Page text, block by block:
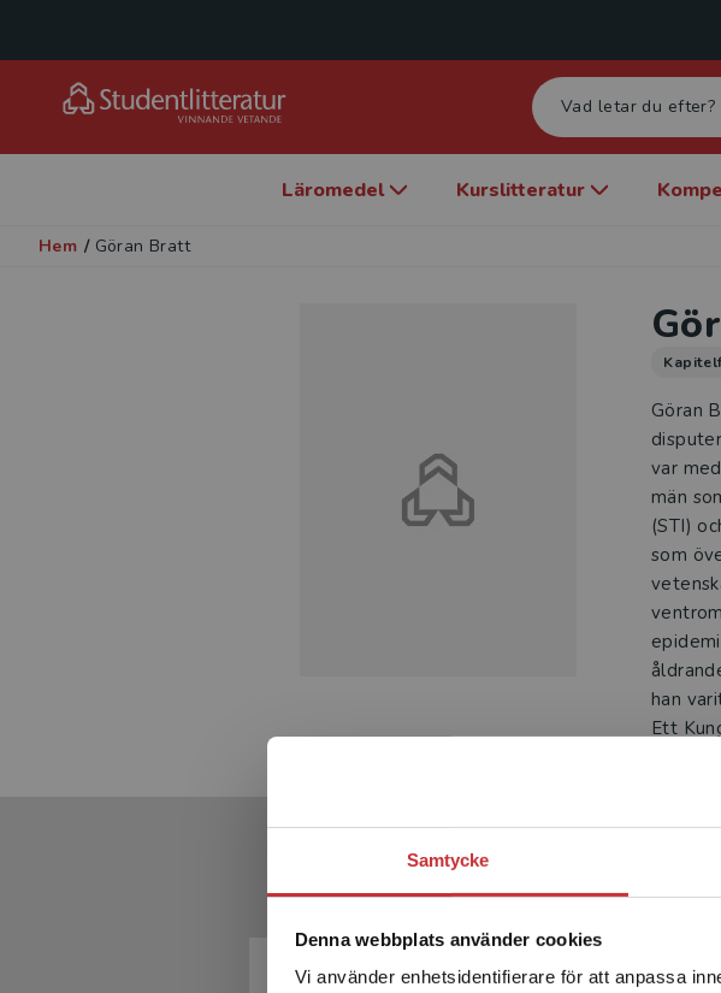
Samtycke
Denna webbplats använder cookies
Vi använder enhetsidentifierare för att anpassa
Det verkar som
Läromedel Kurslitteratur
Hem / Göran Bratt
Göran
var
män
(STI)
som
han
Ett